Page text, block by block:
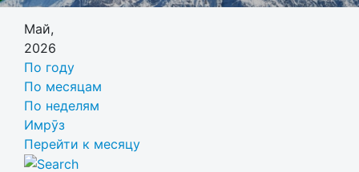
Май,
2026
По году
По месяцам
По неделям
Имрӯз
Перейти к месяцу